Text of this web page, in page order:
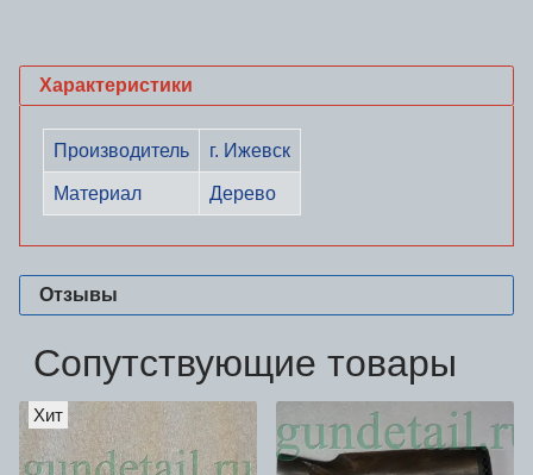
Характеристики
Производитель г. Ижевск
Материал Дерево
Отзывы
Сопутствующие товары
Хит